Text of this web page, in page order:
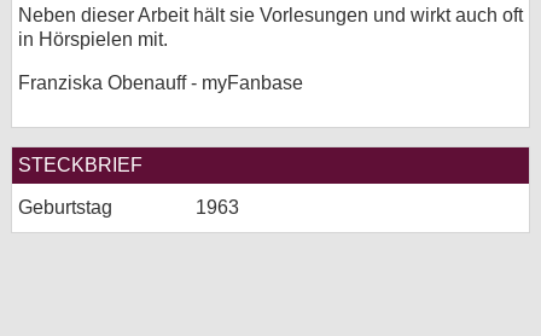
Neben dieser Arbeit hält sie Vorlesungen und wirkt auch oft
in Hörspielen mit.
Franziska Obenauff - myFanbase
STECKBRIEF
Geburtstag 1963